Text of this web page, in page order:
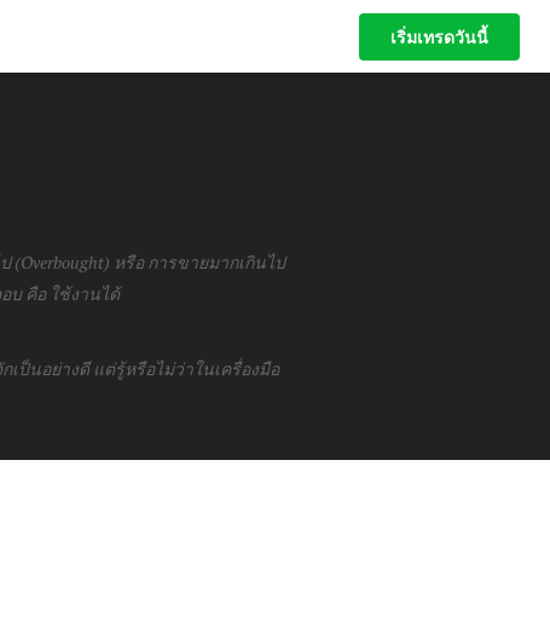
เริ่มเทรดวันนี้
หรือ การขายมากเกินไป
อบ คือ ใช้งานได้
เป็นอย่างดี แต่รู้หรือไม่ว่าในเครื่องมือ
เริ่มเทรดวันนี้